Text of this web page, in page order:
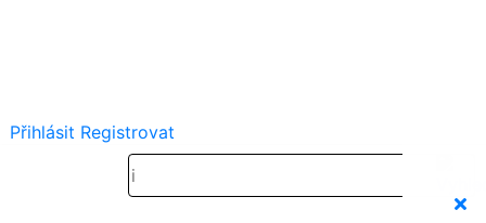
Přihlásit Registrovat